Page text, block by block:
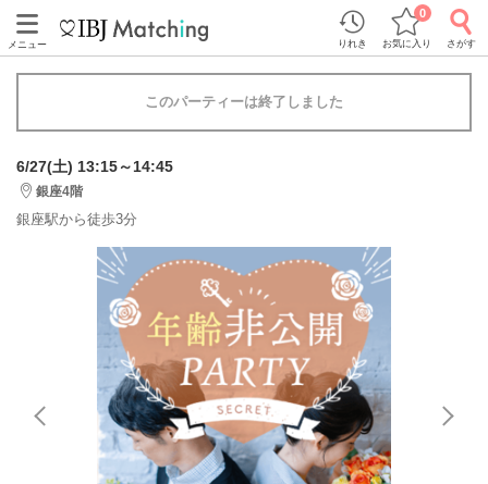
メニュー りれき お気に入り
0
さがす
このパーティーは終了しました
6/27(土) 13:15～14:45
銀座4階
銀座駅から徒歩3分